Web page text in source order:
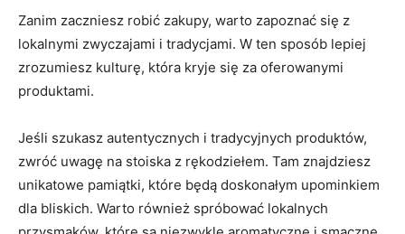
Zanim zaczniesz robić zakupy, warto ​zapoznać się​ z
lokalnymi zwyczajami‌ i tradycjami. W ten sposób lepiej
zrozumiesz kulturę, ‌która⁢ kryje ‌się ​za ⁢oferowanymi
produktami.
Jeśli​ szukasz autentycznych ‌i⁣ tradycyjnych produktów,
zwróć uwagę na stoiska⁣ z rękodziełem. Tam​ znajdziesz
unikatowe pamiątki, ⁢które ​będą doskonałym upominkiem
dla ‍bliskich. Warto również⁤ spróbować ⁣lokalnych